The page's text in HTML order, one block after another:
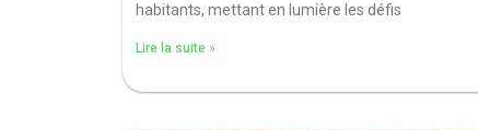
habitants, mettant en lumière les défis
Lire la suite »